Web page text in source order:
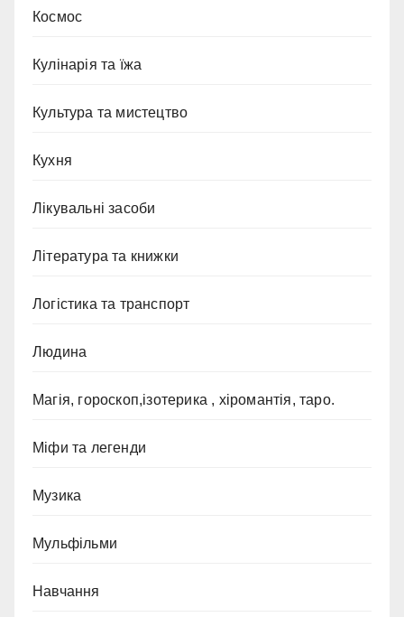
Космос
Кулінарія та їжа
Культура та мистецтво
Кухня
Лікувальні засоби
Література та книжки
Логістика та транспорт
Людина
Магія, гороскоп,ізотерика , хіромантія, таро.
Міфи та легенди
Музика
Мульфільми
Навчання